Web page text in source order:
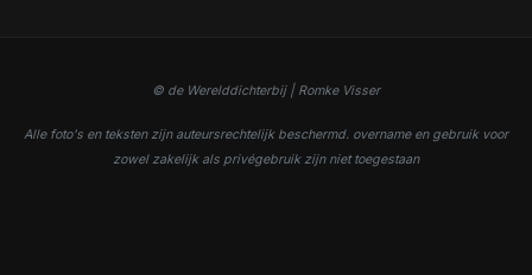
© de Werelddichterbij | Romke Visser
Alle foto's en teksten zijn auteursrechtelijk beschermd. overname en gebruik voor
zowel zakelijk als privégebruik zijn niet toegestaan